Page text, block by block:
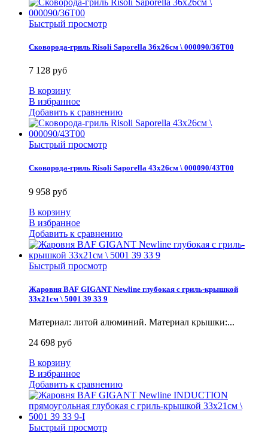
Быстрый просмотр
Сковорода-гриль Risoli Saporella 36x26см \ 000090/36T00
7 128 руб
В корзину
В избранное
Добавить к сравнению
Быстрый просмотр
Сковорода-гриль Risoli Saporella 43x26см \ 000090/43T00
9 958 руб
В корзину
В избранное
Добавить к сравнению
Быстрый просмотр
Жаровня BAF GIGANT Newline глубокая с гриль-крышкой
33x21см \ 5001 39 33 9
Материал: литой алюминий. Материал крышки:...
24 698 руб
В корзину
В избранное
Добавить к сравнению
Быстрый просмотр